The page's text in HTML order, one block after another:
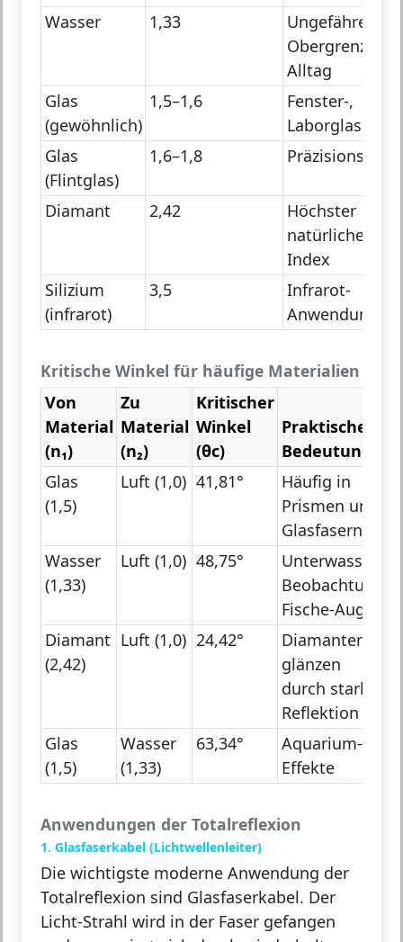
Wasser
1,33
Ungefähre
Obergrenze für
Alltag
Glas
(gewöhnlich)
1,5–1,6
Fenster-,
Laborglas
Glas
(Flintglas)
1,6–1,8 Präzisions-
Diamant 2,42
Höchster
natürlicher
Index
Silizium
(infrarot)
3,5
Infrarot-
Anwendungen
Kritische Winkel für häufige Materialien
Von
Material
(n₁)
Zu
Material
(n₂)
Kritischer
Winkel
(θc)
Praktische
Bedeutung
Glas
(1,5)
Luft (1,0) 41,81°
Häufig in
Prismen und
Glasfasern
Wasser
(1,33)
Luft (1,0) 48,75°
Unterwasser-
Beobachtung,
Fische-Auge
Diamant
(2,42)
Luft (1,0) 24,42°
Diamanten
glänzen
durch starke
Reflektion
Glas
(1,5)
Wasser
(1,33)
63,34°
Aquarium-
Effekte
Anwendungen der Totalreflexion
1. Glasfaserkabel (Lichtwellenleiter)
Die wichtigste moderne Anwendung der
Totalreflexion sind Glasfaserkabel. Der
Licht-Strahl wird in der Faser gefangen